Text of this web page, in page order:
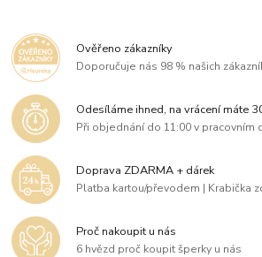
Ověřeno zákazníky
Doporučuje nás 98 % našich
Odesíláme ihned, na vrácení máte
Při objednání do 11:00 v pracovním
Doprava ZDARMA + dárek
Platba kartou/převodem | Krabička
Proč nakoupit u nás
6 hvězd proč koupit šperky u nás